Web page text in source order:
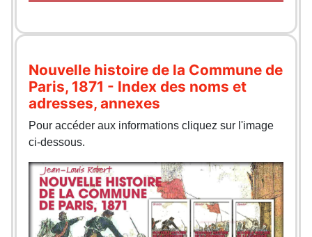
Nouvelle histoire de la Commune de
Paris, 1871 - Index des noms et
adresses, annexes
Pour accéder aux informations cliquez sur l'image
ci-dessous.